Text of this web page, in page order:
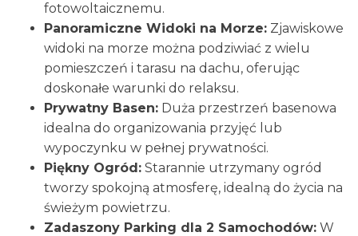
fotowoltaicznemu.
Panoramiczne Widoki na Morze: Zjawiskowe
widoki na morze można podziwiać z wielu
pomieszczeń i tarasu na dachu, oferując
doskonałe warunki do relaksu.
Prywatny Basen: Duża przestrzeń basenowa
idealna do organizowania przyjęć lub
wypoczynku w pełnej prywatności.
Piękny Ogród: Starannie utrzymany ogród
tworzy spokojną atmosferę, idealną do życia na
świeżym powietrzu.
Zadaszony Parking dla 2 Samochodów: W